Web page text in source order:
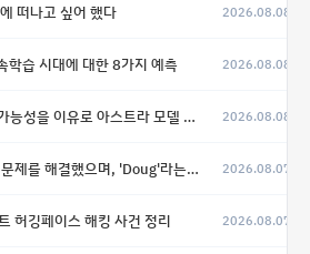
떠나고 싶어 했다 2026.08.08
학습 시대에 대한 8가지 예측 2026.08.08
을 이유로 아스트라 모델 출시 연기 2026.08.08
라는 코드명을 가진 훨씬 더 큰 모델을 활발히 개발 중 2026.08.07
허깅페이스 해킹 사건 정리 2026.08.07